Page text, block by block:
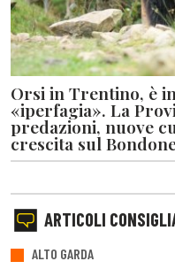
Orsi in Trentino, è
«iperfagia». La
predazioni, nuove
crescita sul
ARTICOLI
ALTO GARDA